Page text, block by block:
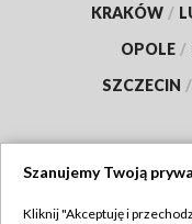
KRAKÓW /
OPOLE /
SZCZECIN /
Szanujemy Twoją
Kliknij "Akceptuję i